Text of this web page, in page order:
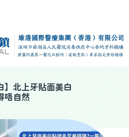
】 北上牙貼面美白
唔自然